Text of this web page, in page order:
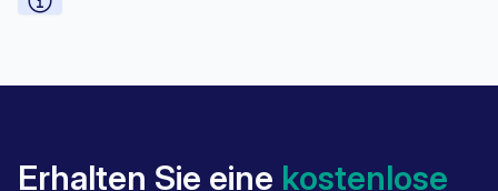
Erhalten Sie eine kostenlose